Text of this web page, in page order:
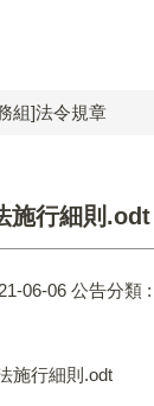
組]法令規章
施行細則.odt
06-06 公告分類 :
施行細則.odt